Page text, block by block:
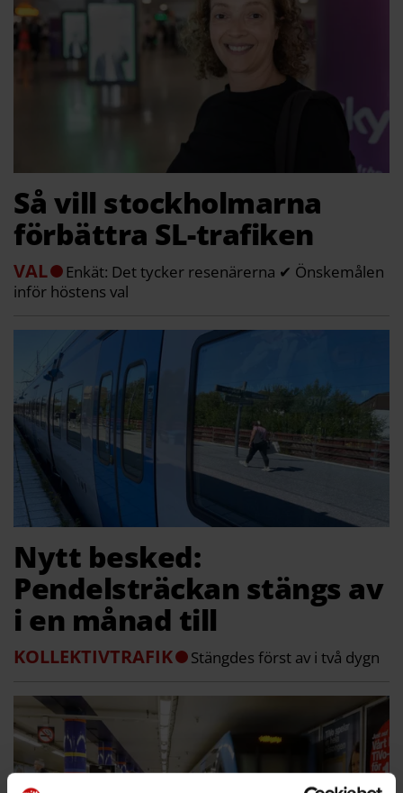
Så vill stockholmarna
förbättra SL-trafiken
VAL
Enkät: Det tycker resenärerna ✔ Önskemålen
inför höstens val
Nytt besked:
Pendelsträckan stängs av
i en månad till
KOLLEKTIVTRAFIK Stängdes först av i två dygn